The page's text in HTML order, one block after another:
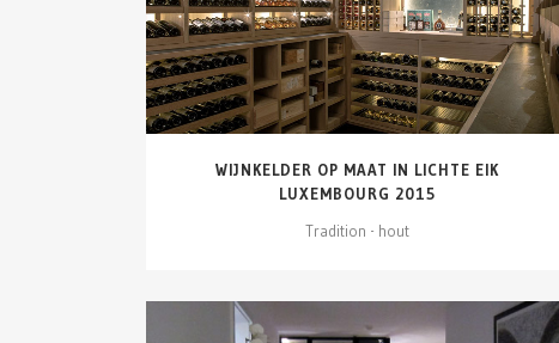
DETAILS ZIEN
WIJNKELDER OP MAAT IN LICHTE EIK
LUXEMBOURG 2015
Tradition - hout